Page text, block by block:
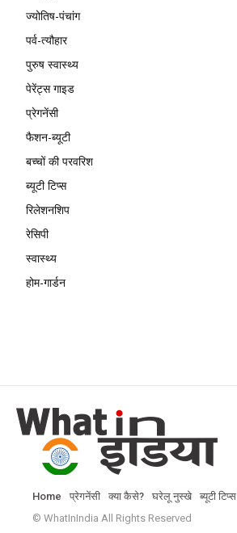
ज्योतिष-पंचांग
पर्व-त्यौहार
पुरुष स्वास्थ्य
पेरेंट्स गाइड
प्रेगनेंसी
फैशन-ब्यूटी
बच्चों की परवरिश
ब्यूटी टिप्स
रिलेशनशिप
रेसिपी
स्वास्थ्य
होम-गार्डन
Home प्रेगनेंसी क्या कैसे? घरेलू नुस्खे
ब्यूटी टिप्स
© WhatInIndia All Rights Reserved